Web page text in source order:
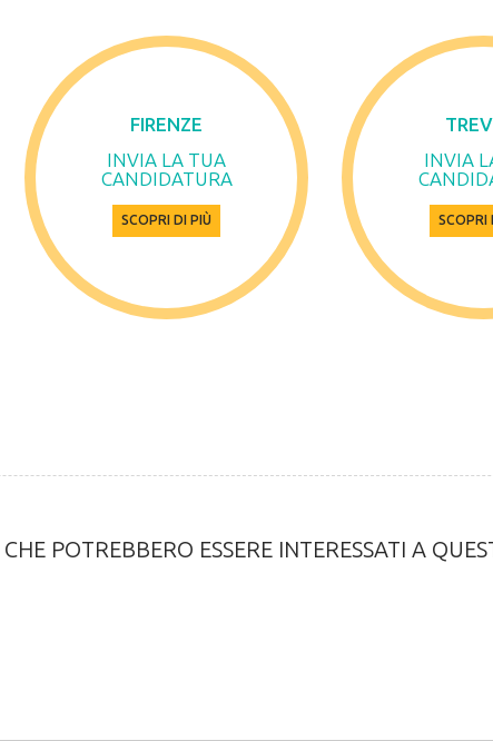
FIRENZE
INVIA LA TUA
CANDIDATURA
SCOPRI DI PIÙ
INVIA
SCOPRI
POTREBBERO ESSERE INTERESSATI A